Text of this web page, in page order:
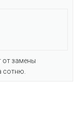
от замены
сотню.